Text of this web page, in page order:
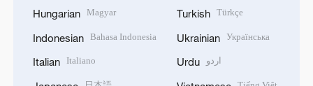
Hungarian Magyar
Indonesian Bahasa Indonesia
Italian Italiano
Turkish Türkçe
Ukrainian Українська
Urdu اردو